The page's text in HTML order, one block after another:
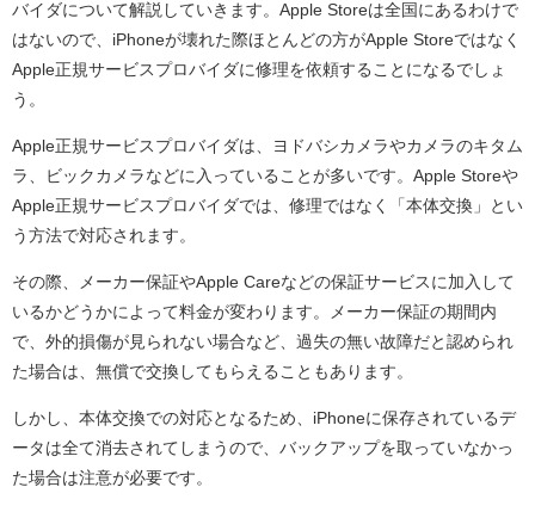
バイダについて解説していきます。Apple Storeは全国にあるわけで
はないので、iPhoneが壊れた際ほとんどの方がApple Storeではなく
Apple正規サービスプロバイダに修理を依頼することになるでしょ
う。
Apple正規サービスプロバイダは、ヨドバシカメラやカメラのキタム
ラ、ビックカメラなどに入っていることが多いです。Apple Storeや
Apple正規サービスプロバイダでは、修理ではなく「本体交換」とい
う方法で対応されます。
その際、メーカー保証やApple Careなどの保証サービスに加入して
いるかどうかによって料金が変わります。メーカー保証の期間内
で、外的損傷が見られない場合など、過失の無い故障だと認められ
た場合は、無償で交換してもらえることもあります。
しかし、本体交換での対応となるため、iPhoneに保存されているデ
ータは全て消去されてしまうので、バックアップを取っていなかっ
た場合は注意が必要です。